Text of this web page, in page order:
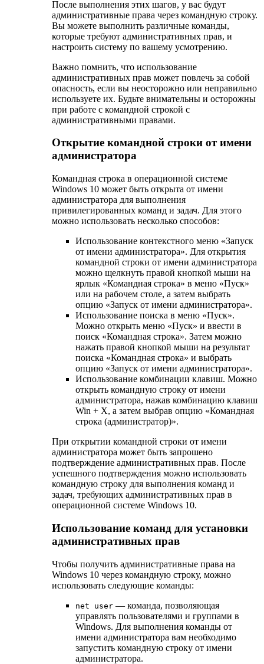
После выполнения этих шагов, у вас будут
административные права через командную строку.
Вы можете выполнить различные команды,
которые требуют административных прав, и
настроить систему по вашему усмотрению.
Важно помнить, что использование
административных прав может повлечь за собой
опасность, если вы неосторожно или неправильно
используете их. Будьте внимательны и осторожны
при работе с командной строкой с
административными правами.
Открытие командной строки от имени
администратора
Командная строка в операционной системе
Windows 10 может быть открыта от имени
администратора для выполнения
привилегированных команд и задач. Для этого
можно использовать несколько способов:
Использование контекстного меню «Запуск
от имени администратора». Для открытия
командной строки от имени администратора
можно щелкнуть правой кнопкой мыши на
ярлык «Командная строка» в меню «Пуск»
или на рабочем столе, а затем выбрать
опцию «Запуск от имени администратора».
Использование поиска в меню «Пуск».
Можно открыть меню «Пуск» и ввести в
поиск «Командная строка». Затем можно
нажать правой кнопкой мыши на результат
поиска «Командная строка» и выбрать
опцию «Запуск от имени администратора».
Использование комбинации клавиш. Можно
открыть командную строку от имени
администратора, нажав комбинацию клавиш
Win + X, а затем выбрав опцию «Командная
строка (администратор)».
При открытии командной строки от имени
администратора может быть запрошено
подтверждение административных прав. После
успешного подтверждения можно использовать
командную строку для выполнения команд и
задач, требующих административных прав в
операционной системе Windows 10.
Использование команд для установки
административных прав
Чтобы получить административные права на
Windows 10 через командную строку, можно
использовать следующие команды:
net user — команда, позволяющая
управлять пользователями и группами в
Windows. Для выполнения команды от
имени администратора вам необходимо
запустить командную строку от имени
администратора.